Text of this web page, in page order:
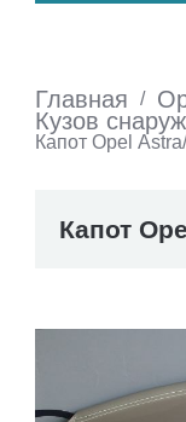
Главная /
Кузов
Капот Opel
Капот